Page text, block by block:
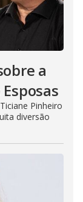
a
Pinheiro
diversão